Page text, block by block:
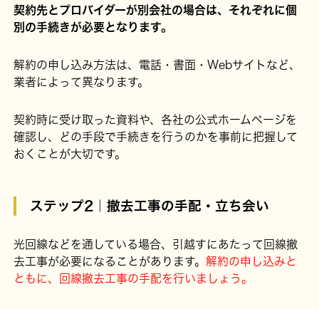
契約先とプロバイダーが別会社の場合は、それぞれに個
別の手続きが必要となります。
解約の申し込み方法は、電話・書面・Webサイトなど、
業者によって異なります。
契約時に受け取った資料や、各社の公式ホームページを
確認し、どの手段で手続きを行うのかを事前に把握して
おくことが大切です。
ステップ2｜撤去工事の手配・立ち会い
光回線などを通している場合、引越すにあたって回線撤
去工事が必要になることがあります。解約の申し込みと
ともに、回線撤去工事の手配を行いましょう。